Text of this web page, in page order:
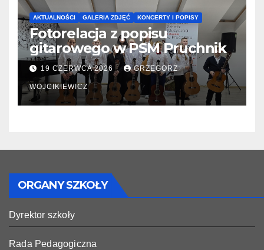
AKTUALNOŚCI GALERIA ZDJĘĆ KONCERTY I POPISY
Fotorelacja z popisu
gitarowego w PSM Pruchnik
19 CZERWCA 2026 GRZEGORZ
WOJCIKIEWICZ
ORGANY SZKOŁY
Dyrektor szkoły
Rada Pedagogiczna